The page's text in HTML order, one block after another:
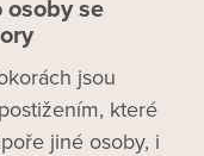
osoby se
jsou
které
jiné osoby, i